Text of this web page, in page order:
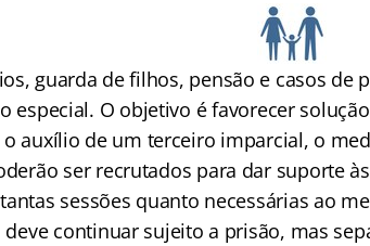
guarda de filhos, pensão e casos de
especial. O objetivo é favorecer
auxílio de um terceiro imparcial, o
ser recrutados para dar suporte
sessões quanto necessárias ao
deve continuar sujeito a prisão, mas